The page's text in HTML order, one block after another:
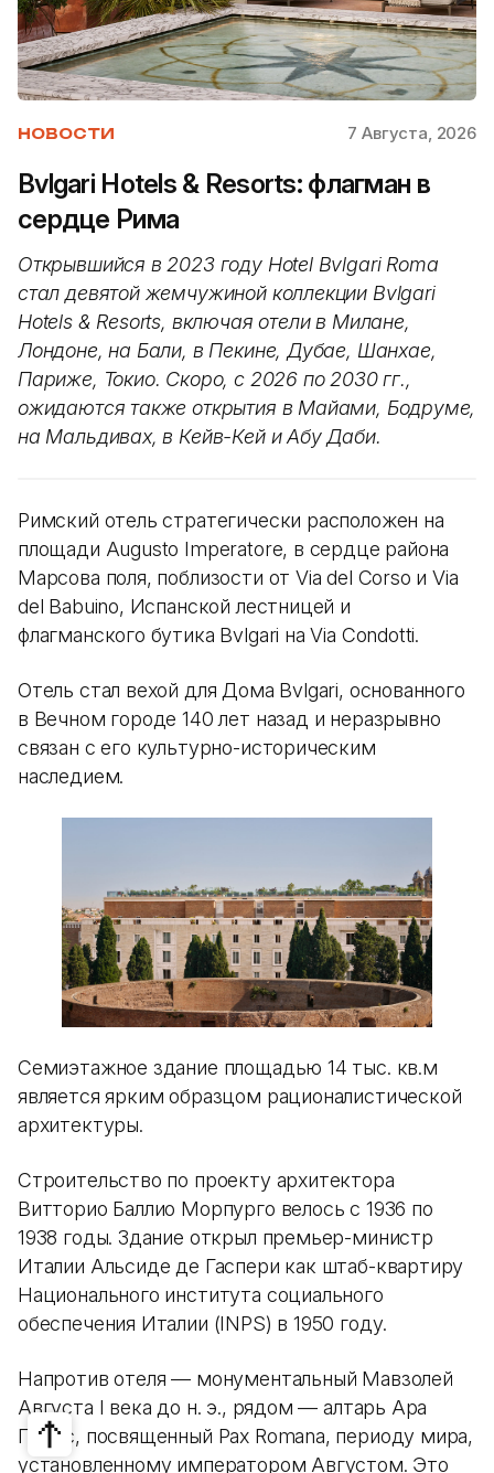
НОВОСТИ 7 Августа, 2026
Bvlgari Hotels & Resorts: флагман в
сердце Рима
Открывшийся в 2023 году Hotel Bvlgari Roma
стал девятой жемчужиной коллекции Bvlgari
Hotels & Resorts, включая отели в Милане,
Лондоне, на Бали, в Пекине, Дубае, Шанхае,
Париже, Токио. Скоро, с 2026 по 2030 гг.,
ожидаются также открытия в Майами, Бодруме,
на Мальдивах, в Кейв-Кей и Абу Даби.
Римский отель стратегически расположен на
площади Augusto Imperatore, в сердце района
Марсова поля, поблизости от Via del Corso и Via
del Babuino, Испанской лестницей и
флагманского бутика Bvlgari на Via Condotti.
Отель стал вехой для Дома Bvlgari, основанного
в Вечном городе 140 лет назад и неразрывно
связан с его культурно-историческим
наследием.
Семиэтажное здание площадью 14 тыс. кв.м
является ярким образцом рационалистической
архитектуры.
Строительство по проекту архитектора
Витторио Баллио Морпурго велось с 1936 по
1938 годы. Здание открыл премьер-министр
Италии Альсиде де Гаспери как штаб-квартиру
Национального института социального
обеспечения Италии (INPS) в 1950 году.
Напротив отеля — монументальный Мавзолей
Августа I века до н. э., рядом — алтарь Ара
Пачис, посвященный Pax Romana, периоду мира,
установленному императором Августом. Это